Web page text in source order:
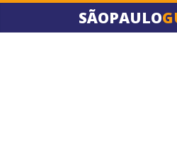
SÃOPAULO